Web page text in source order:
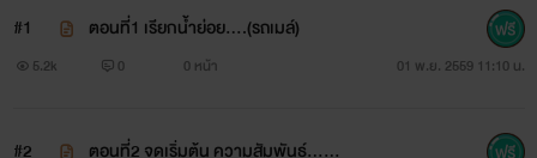
ฉายา คาสโนวาตัวพ่อ
เต็มที่ จริงจัง ยอมทุกอย่างเพื่อคนรัก
#1 ตอนที่1 เรียกน้ำย่อย....(รถเมล์)
5.2k 0 0 หน้า 01 พ.ย. 2559 11:10 น.
#2
ตอนที่2 จุดเริ่มต้น ความสัมพันธ์…… (